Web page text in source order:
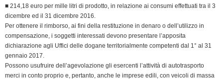
n
l
y
■ 214,18 euro per mille litri di prodotto, in relazione ai consumi effettuati tra il 3
dicembre ed il 31 dicembre 2016.
Per ottenere il rimborso, ai fini della restituzione in denaro o dell’utilizzo in
compensazione, i soggetti interessati devono presentare l’apposita
dichiarazione agli Uffici delle dogane territorialmente competenti dal 1° al 31
gennaio 2017.
Possono usufruire dell’agevolazione gli esercenti l’attività di autotrasporto
merci in conto proprio e, pertanto, anche le imprese edili, con veicoli di massa